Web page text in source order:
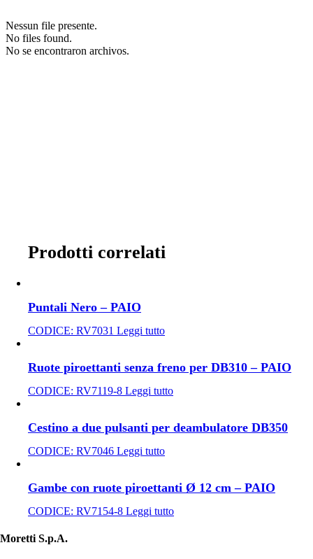
Prodotti correlati
Puntali Nero – PAIO
CODICE: RV7031 Leggi tutto
Ruote piroettanti senza freno per DB310 – PAIO
CODICE: RV7119-8 Leggi tutto
Cestino a due pulsanti per deambulatore DB350
CODICE: RV7046 Leggi tutto
Gambe con ruote piroettanti Ø 12 cm – PAIO
CODICE: RV7154-8 Leggi tutto
Moretti S.p.A.